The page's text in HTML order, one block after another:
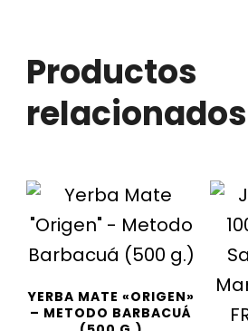
Productos
relacionados
YERBA MATE «ORIGEN»
– METODO BARBACUÁ